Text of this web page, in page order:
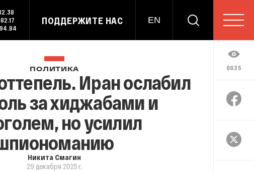
82.17
ПОДДЕРЖИТЕ НАС EN
6835
ПОЛИТИКА
Иран ослабил
за хиджабами и
но усилил
Никита Смагин
29 декабря 2025 г.